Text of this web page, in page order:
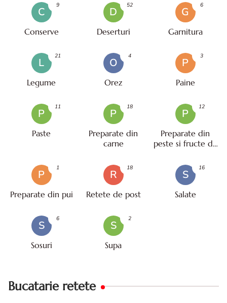
C
Conserve
9
D
Deserturi
52
G
Garnitura
6
L
Legume
21
O
Orez
4
P
Paine
3
P
Paste
11
P
Preparate din
carne
18
P
Preparate din
peste si fructe de
12
P
Preparate din pui
1
R
Retete de post
18
S
Salate
16
S
Sosuri
6
S
Supa
2
Bucatarie retete